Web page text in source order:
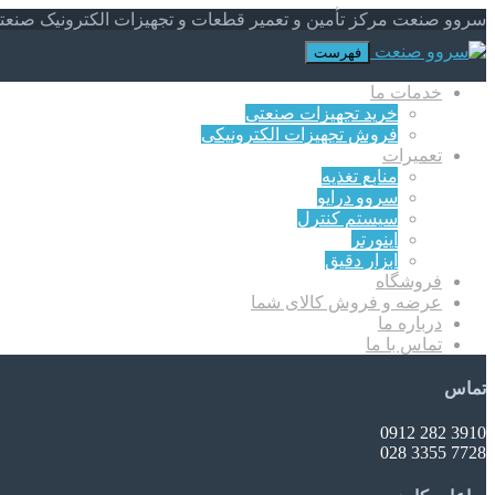
سروو صنعت مرکز تأمین و تعمیر قطعات و تجهیزات الکترونیک
فهرست
خدمات ما
خرید تجهیزات صنعتی
فروش تجهیزات الکترونیکی
تعمیرات
منابع تغذیه
سروو درایو
سیستم کنترل
اینورتر
ابزار دقیق
فروشگاه
عرضه و فروش کالای شما
درباره ما
تماس با ما
تماس
3910 282 0912
7728 3355 028